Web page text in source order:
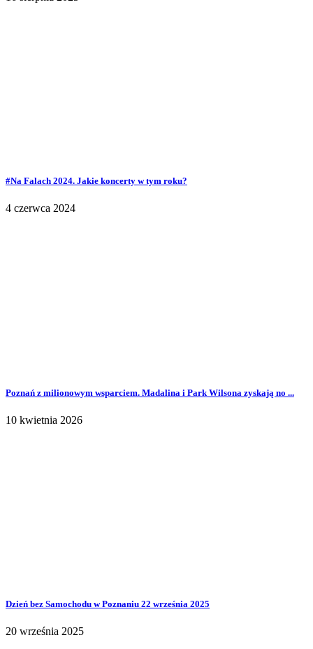
#Na Falach 2024. Jakie koncerty w tym roku?
4 czerwca 2024
Poznań z milionowym wsparciem. Madalina i Park Wilsona zyskają no ...
10 kwietnia 2026
Dzień bez Samochodu w Poznaniu 22 września 2025
20 września 2025